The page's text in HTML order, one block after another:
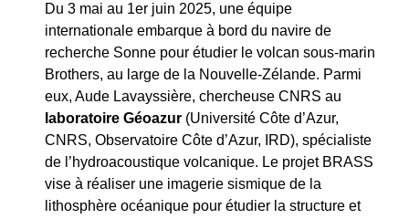
Du 3 mai au 1er juin 2025, une équipe
internationale embarque à bord du navire de
recherche Sonne pour étudier le volcan sous-marin
Brothers, au large de la Nouvelle-Zélande. Parmi
eux, Aude Lavayssière, chercheuse CNRS au
laboratoire Géoazur (Université Côte d’Azur,
CNRS, Observatoire Côte d’Azur, IRD), spécialiste
de l’hydroacoustique volcanique. Le projet BRASS
vise à réaliser une imagerie sismique de la
lithosphère océanique pour étudier la structure et